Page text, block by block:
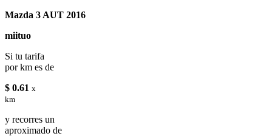
Mazda 3 AUT 2016
miituo
Si tu tarifa
por km es de
$ 0.61 x
km
y recorres un
aproximado de